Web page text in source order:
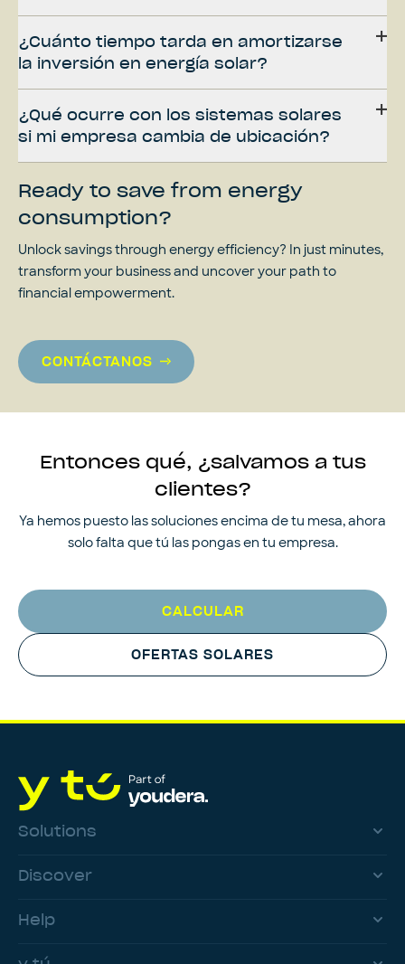
¿Cuánto tiempo tarda en amortizarse
la inversión en energía solar?
¿Qué ocurre con los sistemas solares
si mi empresa cambia de ubicación?
Ready to save from energy
consumption?
Unlock savings through energy efficiency? In just minutes,
transform your business and uncover your path to
financial empowerment.
CONTÁCTANOS
Entonces qué, ¿salvamos a tus
clientes?
Ya hemos puesto las soluciones encima de tu mesa, ahora
solo falta que tú las pongas en tu empresa.
CALCULAR
OFERTAS SOLARES
Solutions
Discover
Help